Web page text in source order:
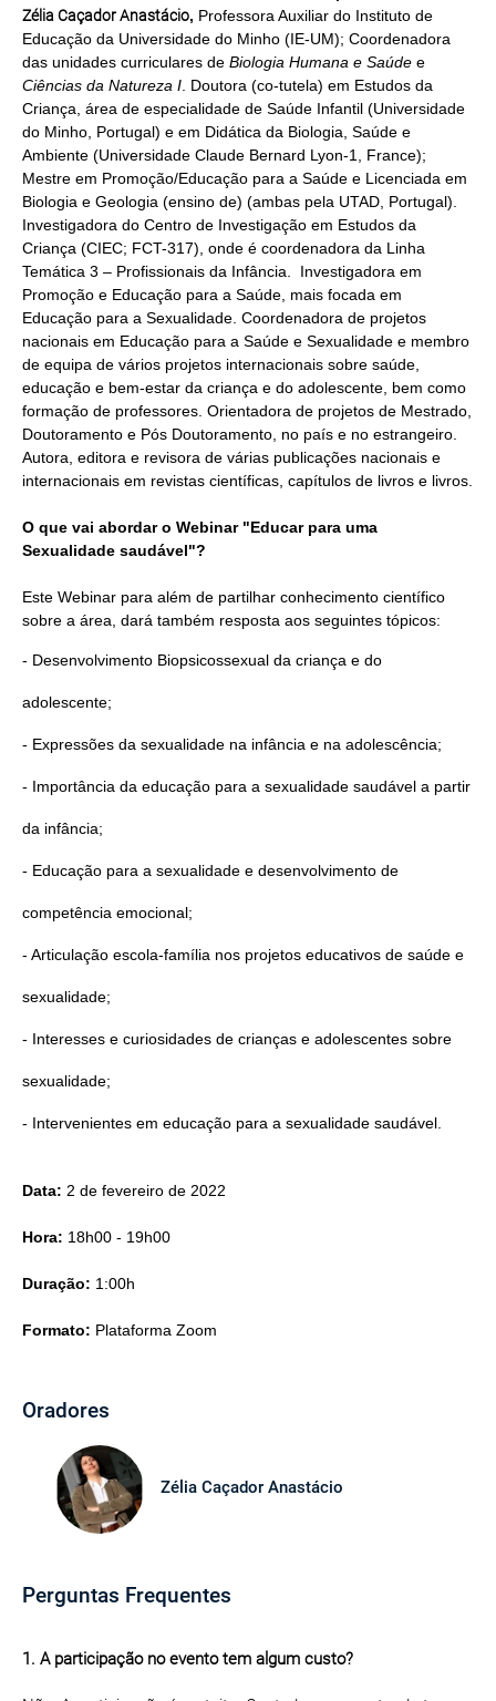
Zélia Caçador Anastácio, Professora Auxiliar do Instituto de
Educação da Universidade do Minho (IE-UM); Coordenadora
das unidades curriculares de Biologia Humana e Saúde e
Ciências da Natureza I . Doutora (co-tutela) em Estudos da
Criança, área de especialidade de Saúde Infantil (Universidade
do Minho, Portugal) e em Didática da Biologia, Saúde e
Ambiente (Universidade Claude Bernard Lyon-1, France);
Mestre em Promoção/Educação para a Saúde e Licenciada em
Biologia e Geologia (ensino de) (ambas pela UTAD, Portugal).
Investigadora do Centro de Investigação em Estudos da
Criança (CIEC; FCT-317), onde é coordenadora da Linha
Temática 3 – Profissionais da Infância. Investigadora em
Promoção e Educação para a Saúde, mais focada em
Educação para a Sexualidade. Coordenadora de projetos
nacionais em Educação para a Saúde e Sexualidade e membro
de equipa de vários projetos internacionais sobre saúde,
educação e bem-estar da criança e do adolescente, bem como
formação de professores. Orientadora de projetos de Mestrado,
Doutoramento e Pós Doutoramento, no país e no estrangeiro.
Autora, editora e revisora de várias publicações nacionais e
internacionais em revistas científicas, capítulos de livros e livros.
O que vai abordar o Webinar "Educar para uma
Sexualidade saudável"?
Este Webinar para além de partilhar conhecimento científico
sobre a área, dará também resposta aos seguintes tópicos:
- Desenvolvimento Biopsicossexual da criança e do
adolescente;
- Expressões da sexualidade na infância e na adolescência;
- Importância da educação para a sexualidade saudável a partir
da infância;
- Educação para a sexualidade e desenvolvimento de
competência emocional;
- Articulação escola-família nos projetos educativos de saúde e
sexualidade;
- Interesses e curiosidades de crianças e adolescentes sobre
sexualidade;
- Intervenientes em educação para a sexualidade saudável.
Data: 2 de fevereiro de 2022
Hora: 18h00 - 19h00
Duração: 1:00h
Formato: Plataforma Zoom
Oradores
Zélia Caçador Anastácio
Perguntas Frequentes
1. A participação no evento tem algum custo?